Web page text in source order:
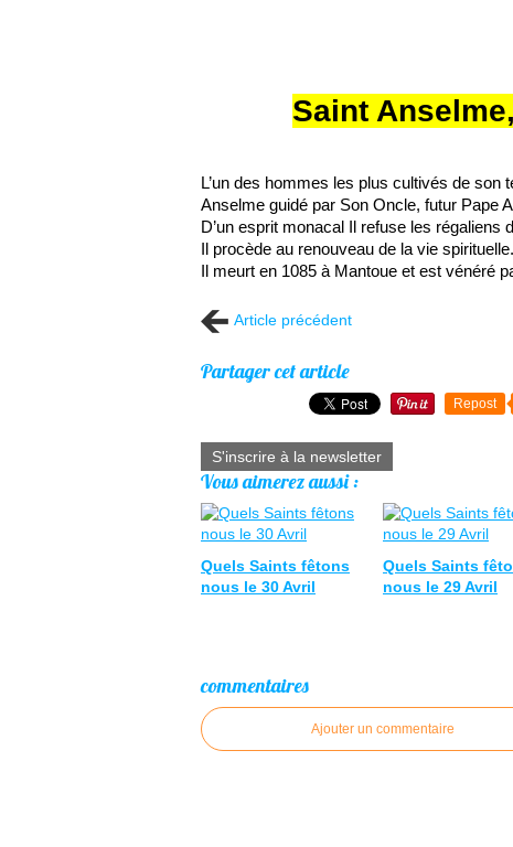
Saint
L’un des hommes les plus cultivés de son
Anselme guidé par Son Oncle, futur Pape
D’un esprit monacal Il refuse les régaliens
Il procède au renouveau de la vie spirituelle.
Il meurt en 1085 à Mantoue et est vénéré
Article précédent
Partager cet article
Repost
S'inscrire à la newsletter
Vous aimerez aussi :
Quels Saints fêtons
nous le 30 Avril
Quels Saints
nous le 29 Avril
commentaires
Ajouter un commentaire